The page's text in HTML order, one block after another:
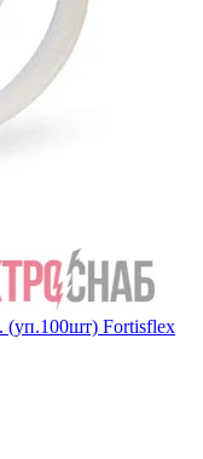
(уп.100шт) Fortisflex